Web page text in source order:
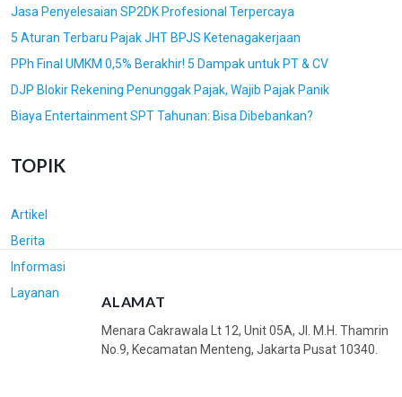
Jasa Penyelesaian SP2DK Profesional Terpercaya
5 Aturan Terbaru Pajak JHT BPJS Ketenagakerjaan
PPh Final UMKM 0,5% Berakhir! 5 Dampak untuk PT & CV
DJP Blokir Rekening Penunggak Pajak, Wajib Pajak Panik
Biaya Entertainment SPT Tahunan: Bisa Dibebankan?
TOPIK
Artikel
Berita
Informasi
Layanan
ALAMAT
Menara Cakrawala Lt 12, Unit 05A, Jl. M.H. Thamrin
No.9, Kecamatan Menteng, Jakarta Pusat 10340.